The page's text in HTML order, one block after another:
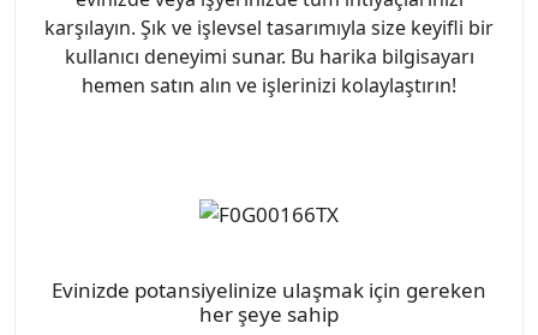
karşılayın. Şık ve işlevsel tasarımıyla size keyifli bir
kullanıcı deneyimi sunar. Bu harika bilgisayarı
hemen satın alın ve işlerinizi kolaylaştırın!
Evinizde potansiyelinize ulaşmak için gereken
her şeye sahip